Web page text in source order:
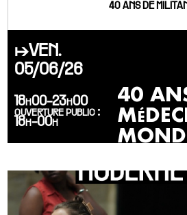
40 ANS DE
40
↦VEN.
05/06/26
18h00-23h00
ouverture public :
18h-00h